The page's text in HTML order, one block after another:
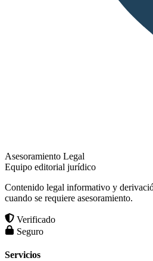
Asesoramiento Legal
Equipo editorial jurídico
Contenido legal informativo y
cuando se requiere asesoramiento.
Verificado
Seguro
Servicios